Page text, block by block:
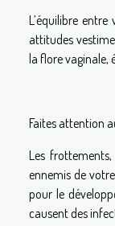
L’équilibre entre
attitudes
la flore vaginale,
Faites attention
Les
ennemis de
pour le
causent des